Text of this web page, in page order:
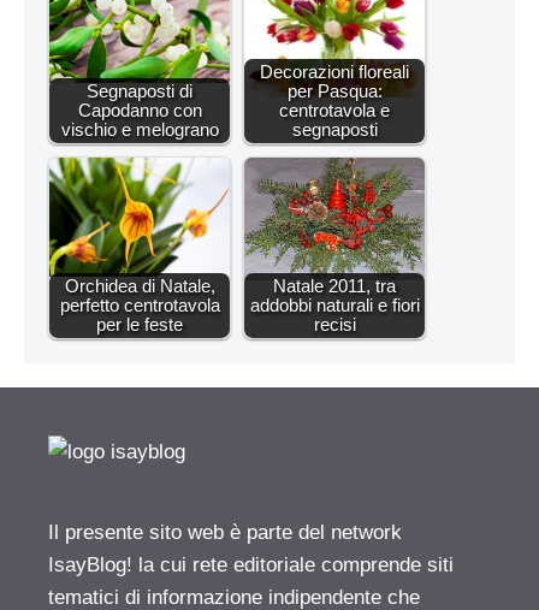
Segnaposti di
Capodanno con
vischio e melograno
Decorazioni floreali
per Pasqua:
centrotavola e
segnaposti
Orchidea di Natale,
perfetto centrotavola
per le feste
Natale 2011, tra
addobbi naturali e fiori
recisi
Il presente sito web è parte del network
IsayBlog! la cui rete editoriale comprende siti
tematici di informazione indipendente che